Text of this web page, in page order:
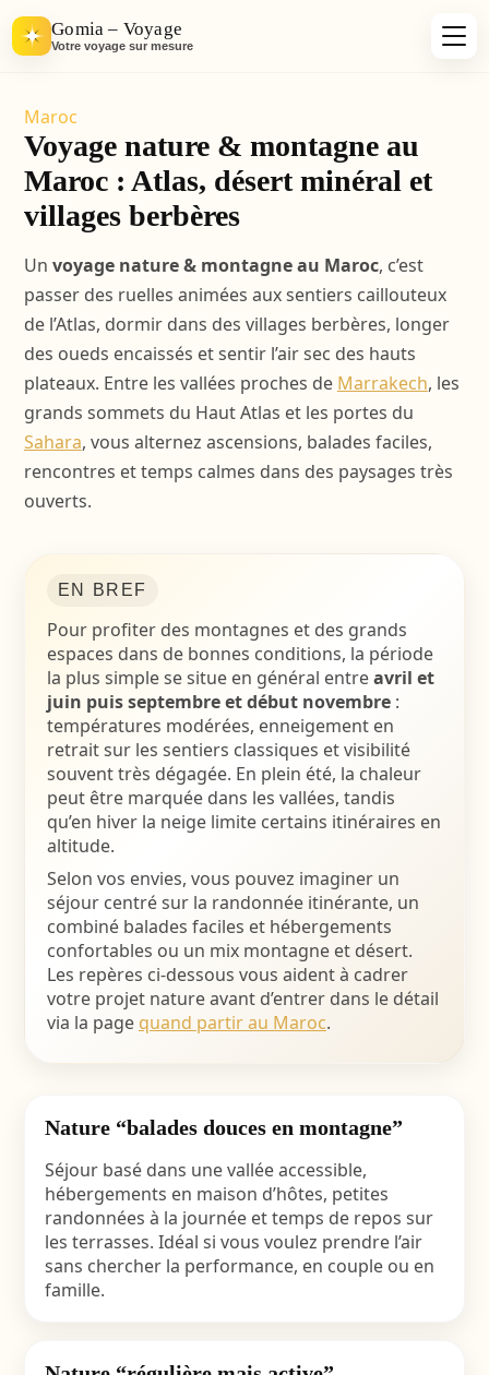
Gomia – Voyage
Votre voyage sur mesure
Maroc
Voyage nature & montagne au
Maroc : Atlas, désert minéral et
villages berbères
Un voyage nature & montagne au Maroc, c’est
passer des ruelles animées aux sentiers caillouteux
de l’Atlas, dormir dans des villages berbères, longer
des oueds encaissés et sentir l’air sec des hauts
plateaux. Entre les vallées proches de Marrakech, les
grands sommets du Haut Atlas et les portes du
Sahara, vous alternez ascensions, balades faciles,
rencontres et temps calmes dans des paysages très
ouverts.
EN BREF
Pour profiter des montagnes et des grands
espaces dans de bonnes conditions, la période
la plus simple se situe en général entreavril et
juin puis septembre et début novembre:
températures modérées, enneigement en
retrait sur les sentiers classiques et visibilité
souvent très dégagée. En plein été, la chaleur
peut être marquée dans les vallées, tandis
qu’en hiver la neige limite certains itinéraires en
altitude.
Selon vos envies, vous pouvez imaginer un
séjour centré sur la randonnée itinérante, un
combiné balades faciles et hébergements
confortables ou un mix montagne et désert.
Les repères ci-dessous vous aident à cadrer
votre projet nature avant d’entrer dans le détail
via la page quand partir au Maroc.
Nature “balades douces en montagne”
Séjour basé dans une vallée accessible,
hébergements en maison d’hôtes, petites
randonnées à la journée et temps de repos sur
les terrasses. Idéal si vous voulez prendre l’air
sans chercher la performance, en couple ou en
famille.